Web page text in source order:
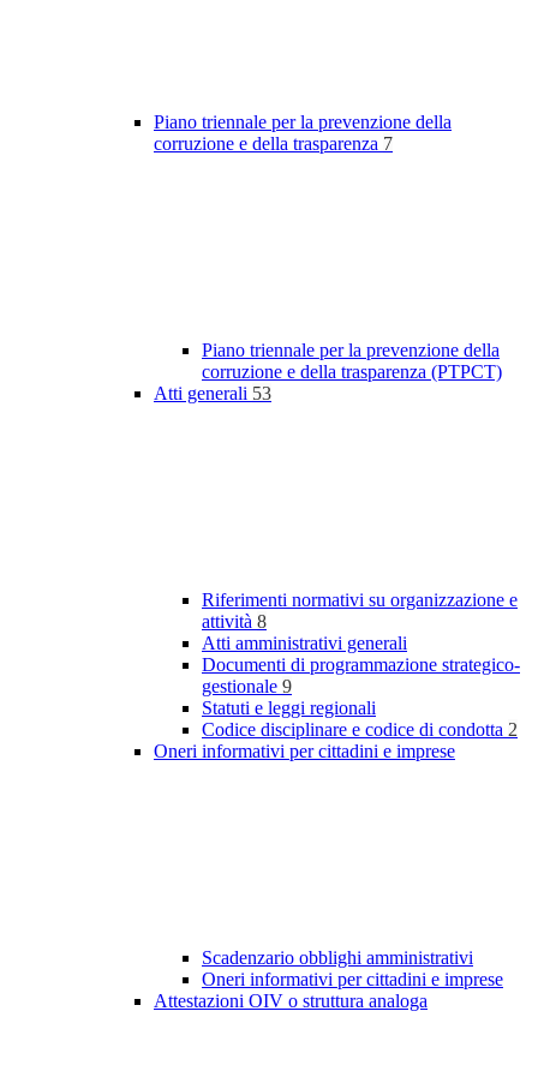
Piano triennale per la prevenzione della
corruzione e della trasparenza 7
Piano triennale per la prevenzione della
corruzione e della trasparenza (PTPCT)
Atti generali 53
Riferimenti normativi su organizzazione e
attività 8
Atti amministrativi generali
Documenti di programmazione strategico-
gestionale 9
Statuti e leggi regionali
Codice disciplinare e codice di condotta 2
Oneri informativi per cittadini e imprese
Scadenzario obblighi amministrativi
Oneri informativi per cittadini e imprese
Attestazioni OIV o struttura analoga